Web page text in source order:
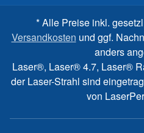
* Alle Preise inkl.
Versandkosten und ggf.
anders
Laser®, Laser® 4.7, Laser®
der Laser-Strahl sind
von